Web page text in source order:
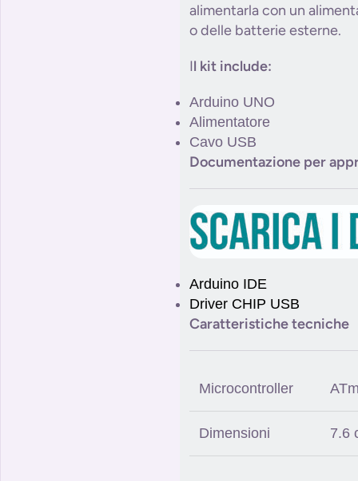
alimentarla con un
o delle batterie esterne.
Il kit include:
Arduino UNO
Alimentatore
Cavo USB
Documentazione per
Arduino IDE
Driver CHIP USB
Caratteristiche tecniche
Microcontroller
Dimensioni 7.6